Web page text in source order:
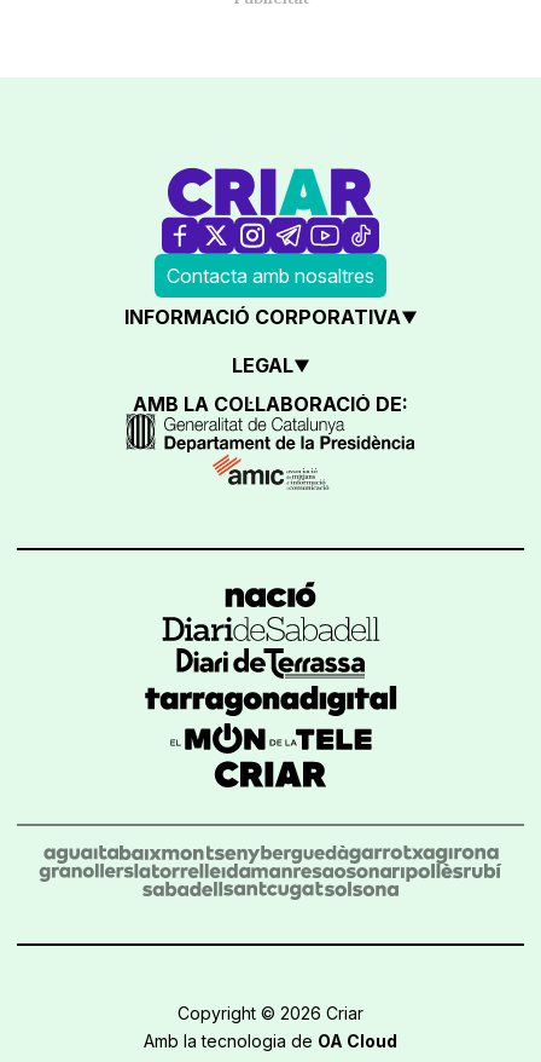
Contacta amb nosaltres
INFORMACIÓ CORPORATIVA
LEGAL
AMB LA COL·LABORACIÓ DE:
Copyright © 2026 Criar
Amb la tecnologia de OA Cloud